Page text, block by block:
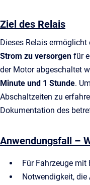
Ziel des Relais
Dieses Relais ermöglicht
Strom zu versorgen für
der Motor abgeschaltet
Minute und 1 Stunde.
Abschaltzeiten zu
Dokumentation des
Anwendungsfall –
Für Fahrzeuge
Notwendigkeit, die